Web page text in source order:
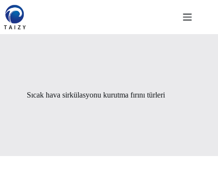
Skip
content
Sıcak hava sirkülasyonu kurutma fırını türleri